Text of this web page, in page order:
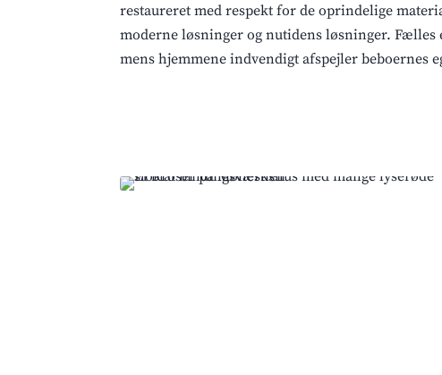
restaureret med respekt for de oprindelige
moderne løsninger og nutidens løsninger. Fælles
mens hjemmene indvendigt afspejler beboernes